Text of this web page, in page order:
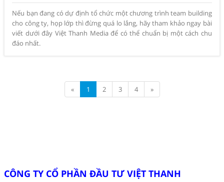
Nếu bạn đang có dự định tổ chức một chương trình team building
cho công ty, họp lớp thì đừng quá lo lắng, hãy tham khảo ngay bài
viết dưới đây Việt Thanh Media để có thể chuẩn bị một cách chu
đáo nhất.
« 1 2 3 4 »
CÔNG TY CỔ PHẦN ĐẦU TƯ VIỆT THANH